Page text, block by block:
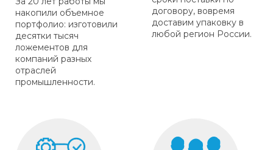
накопили объемное
портфолио: изготовили
десятки тысяч
ложементов для
компаний разных
отраслей
промышленности.
договору, вовремя
доставим упаковку в
любой регион России.